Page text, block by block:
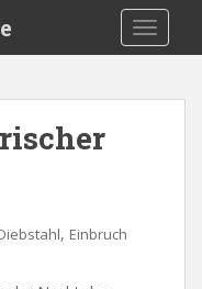
, Einbruch